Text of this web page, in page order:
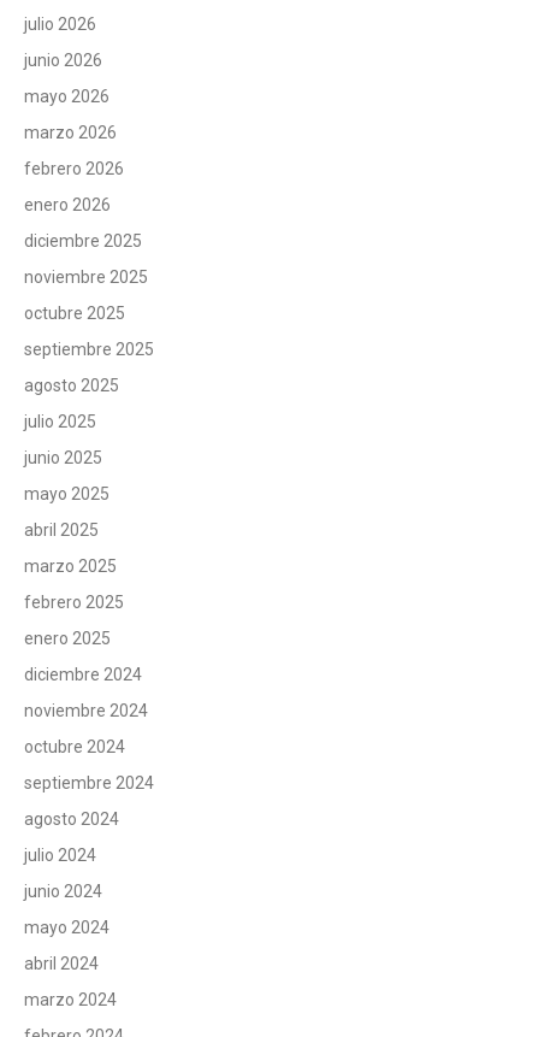
julio 2026
junio 2026
mayo 2026
marzo 2026
febrero 2026
enero 2026
diciembre 2025
noviembre 2025
octubre 2025
septiembre 2025
agosto 2025
julio 2025
junio 2025
mayo 2025
abril 2025
marzo 2025
febrero 2025
enero 2025
diciembre 2024
noviembre 2024
octubre 2024
septiembre 2024
agosto 2024
julio 2024
junio 2024
mayo 2024
abril 2024
marzo 2024